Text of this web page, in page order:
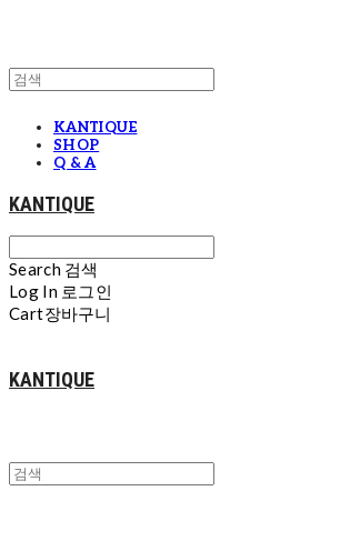
KANTIQUE
SHOP
Q & A
KANTIQUE
Search 검색
Log In 로그인
Cart장바구니
KANTIQUE